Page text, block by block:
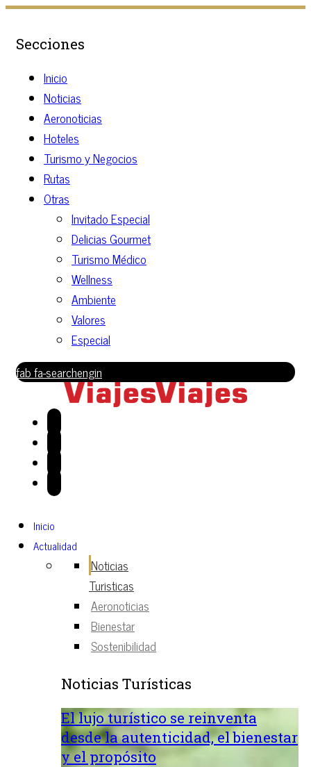
Secciones
Inicio
Noticias
Aeronoticias
Hoteles
Turismo y Negocios
Rutas
Otras
Invitado Especial
Delicias Gourmet
Turismo Médico
Wellness
Ambiente
Valores
Especial
fab fa-searchengin
Inicio
Actualidad
Noticias
Turisticas
Aeronoticias
Bienestar
Sostenibilidad
Noticias Turísticas
El lujo turístico se reinventa
desde la autenticidad, el bienestar
y el propósito